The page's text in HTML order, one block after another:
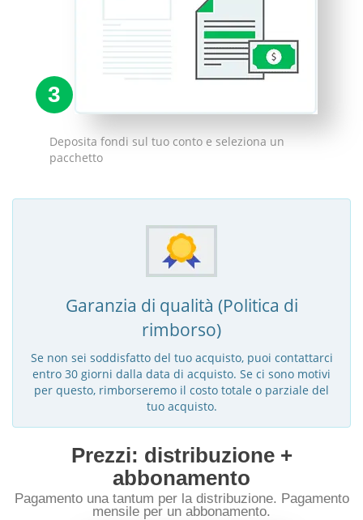
3
Deposita fondi sul tuo conto e seleziona un
pacchetto
Garanzia di qualità (Politica di
rimborso)
Se non sei soddisfatto del tuo acquisto, puoi contattarci
entro 30 giorni dalla data di acquisto. Se ci sono motivi
per questo, rimborseremo il costo totale o parziale del
tuo acquisto.
Prezzi: distribuzione +
abbonamento
Pagamento una tantum per la distribuzione. Pagamento
mensile per un abbonamento.